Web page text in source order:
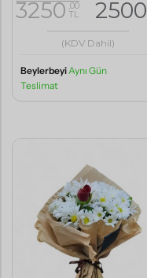
3250 ,00
TL 2500
(KDV Dahil)
BeylerbeyiAynı Gün
Teslimat